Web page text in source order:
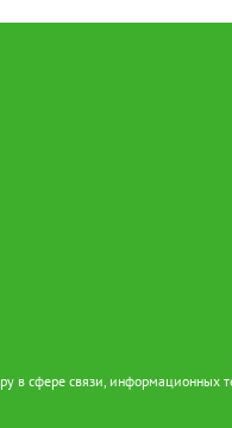
сфере связи, информационных